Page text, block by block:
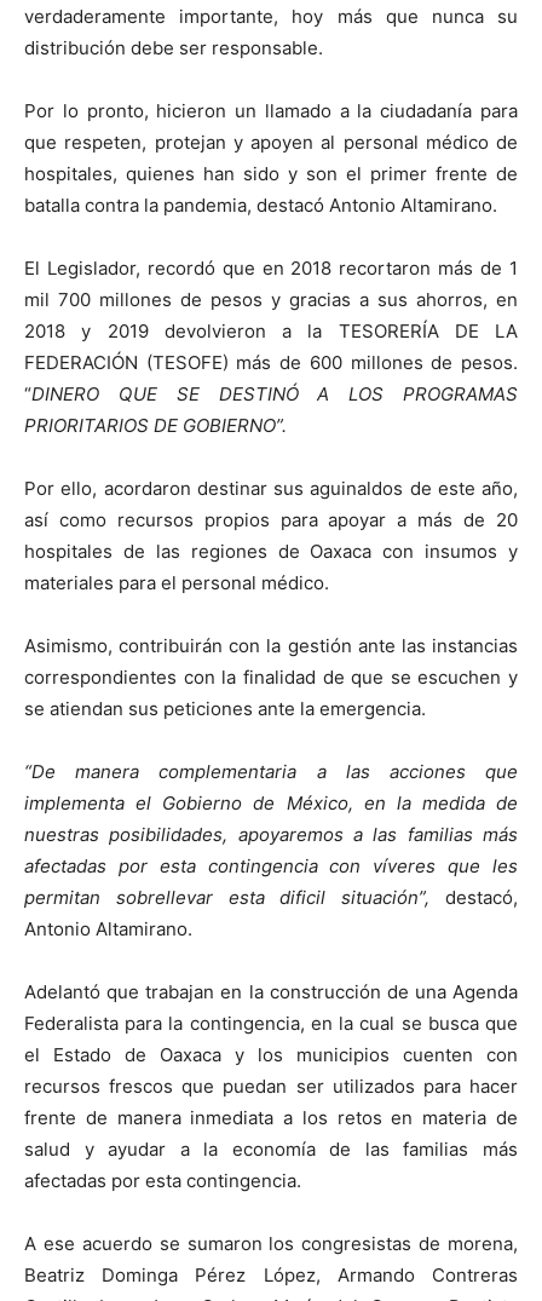
verdaderamente importante, hoy más que nunca su
distribución debe ser responsable.
Por lo pronto, hicieron un llamado a la ciudadanía para
que respeten, protejan y apoyen al personal médico de
hospitales, quienes han sido y son el primer frente de
batalla contra la pandemia, destacó Antonio Altamirano.
El Legislador, recordó que en 2018 recortaron más de 1
mil 700 millones de pesos y gracias a sus ahorros, en
2018 y 2019 devolvieron a la TESORERÍA DE LA
FEDERACIÓN (TESOFE) más de 600 millones de pesos.
“DINERO QUE SE DESTINÓ A LOS PROGRAMAS
PRIORITARIOS DE GOBIERNO”.
Por ello, acordaron destinar sus aguinaldos de este año,
así como recursos propios para apoyar a más de 20
hospitales de las regiones de Oaxaca con insumos y
materiales para el personal médico.
Asimismo, contribuirán con la gestión ante las instancias
correspondientes con la finalidad de que se escuchen y
se atiendan sus peticiones ante la emergencia.
“De manera complementaria a las acciones que
implementa el Gobierno de México, en la medida de
nuestras posibilidades, apoyaremos a las familias más
afectadas por esta contingencia con víveres que les
permitan sobrellevar esta dificil situación”, destacó,
Antonio Altamirano.
Adelantó que trabajan en la construcción de una Agenda
Federalista para la contingencia, en la cual se busca que
el Estado de Oaxaca y los municipios cuenten con
recursos frescos que puedan ser utilizados para hacer
frente de manera inmediata a los retos en materia de
salud y ayudar a la economía de las familias más
afectadas por esta contingencia.
A ese acuerdo se sumaron los congresistas de morena,
Beatriz Dominga Pérez López, Armando Contreras